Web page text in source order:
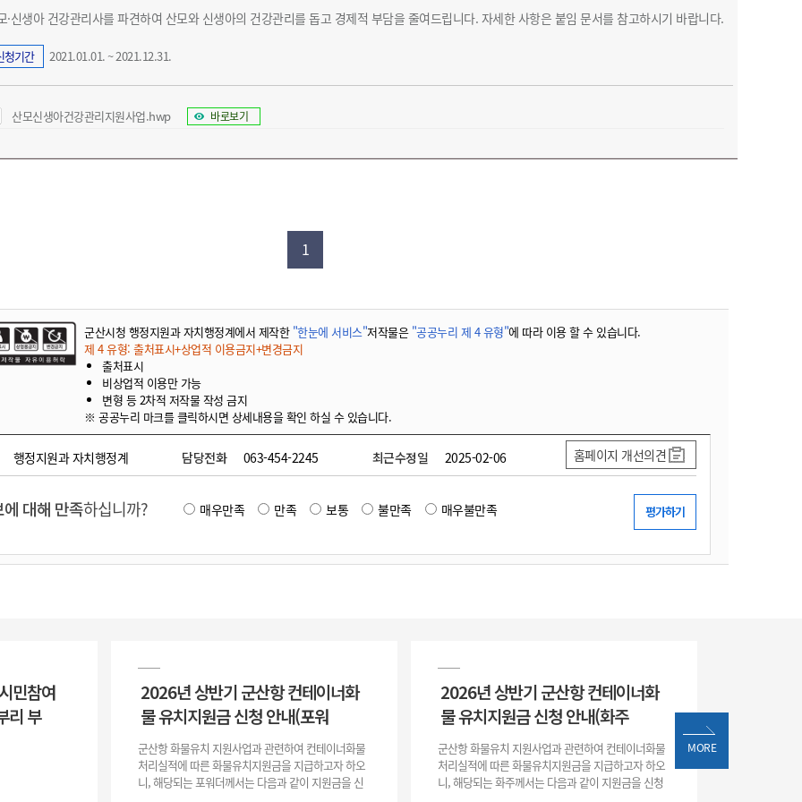
·신생아 건강관리사를 파견하여 산모와 신생아의 건강관리를 돕고 경제적 부담을 줄여드립니다. 자세한 사항은 붙임 문서를 참고하시기 바랍니다.
청기간 2021.01.01. ~ 2021.12.31.
산모신생아건강관리지원사업.hwp 바로보기
1
군산시청 행정지원과 자치행정계에서 제작한 "한눈에 서비스"저작물은 "공공누리 제 4 유형"에 따라 이용 할 수 있습니다.
제 4 유형: 출처표시+상업적 이용금지+변경금지
출처표시
비상업적 이용만 가능
변형 등 2차적 저작물 작성 금지
※ 공공누리 마크를 클릭하시면 상세내용을 확인 하실 수 있습니다.
행정지원과 자치행정계 담당전화 063-454-2245 최근수정일 2025-02-06 홈페이지 개선의견
대해 만족하십니까? 매우만족 만족 보통 불만족 매우불만족
민참여
리 부
2026년 상반기 군산항 컨테이너화
물 유치지원금 신청 안내(포워
군산항 화물유치 지원사업과 관련하여 컨테이너화물
처리실적에 따른 화물유치지원금을 지급하고자 하오
니, 해당되는 포워더께서는 다음과 같이 지원금을 신
2026년 상반기 군산항 컨테이너화
물 유치지원금 신청 안내(화주
군산항 화물유치 지원사업과 관련하여 컨테이너화물
처리실적에 따른 화물유치지원금을 지급하고자 하오
니, 해당되는 화주께서는 다음과 같이 지원금을 신청
MORE